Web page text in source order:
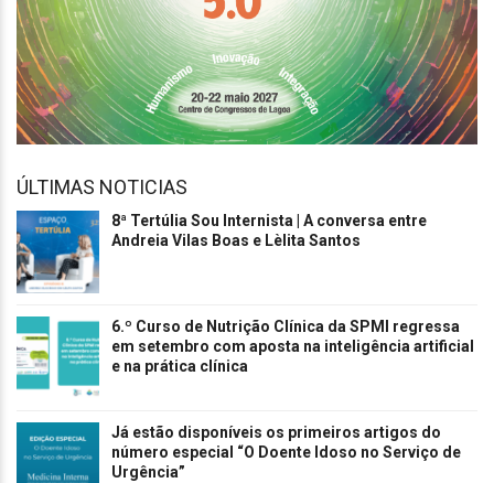
ÚLTIMAS NOTICIAS
8ª Tertúlia Sou Internista | A conversa entre
Andreia Vilas Boas e Lèlita Santos
6.º Curso de Nutrição Clínica da SPMI regressa
em setembro com aposta na inteligência artificial
e na prática clínica
Já estão disponíveis os primeiros artigos do
número especial “O Doente Idoso no Serviço de
Urgência”